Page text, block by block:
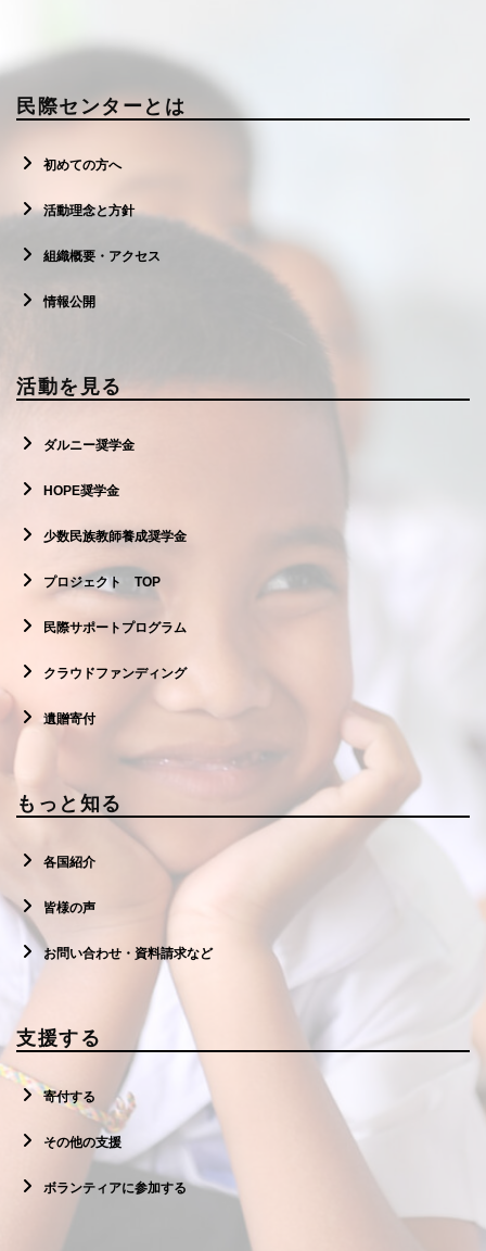
民際センターとは
初めての方へ
活動理念と方針
組織概要・アクセス
情報公開
活動を見る
ダルニー奨学金
HOPE奨学金
少数民族教師養成奨学金
プロジェクト TOP
民際サポートプログラム
クラウドファンディング
遺贈寄付
もっと知る
各国紹介
皆様の声
お問い合わせ・資料請求など
支援する
寄付する
その他の支援
ボランティアに参加する